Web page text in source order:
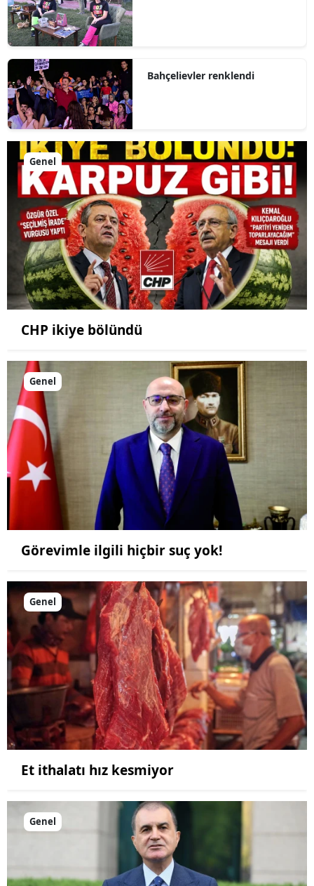
Bahçelievler renklendi
Genel
CHP ikiye bölündü
Genel
Görevimle ilgili hiçbir suç yok!
Genel
Et ithalatı hız kesmiyor
Genel